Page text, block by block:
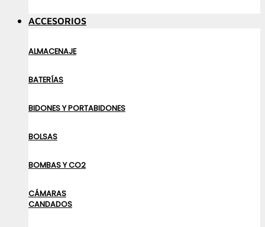
ACCESORIOS
ALMACENAJE
BATERÍAS
BIDONES Y PORTABIDONES
BOLSAS
BOMBAS Y CO2
CÁMARAS
CANDADOS